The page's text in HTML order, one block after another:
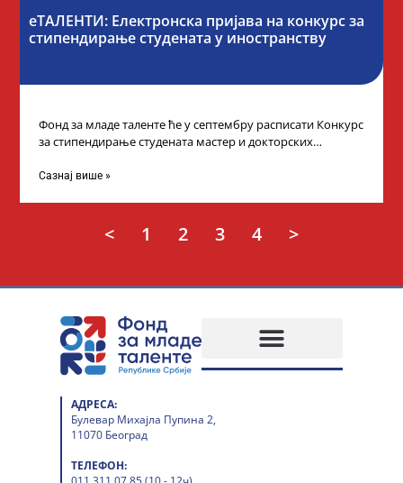
еТАЛЕНТИ: Електронска пријава на конкурс за
стипендирање студената у иностранству
Фонд за младе таленте ће у септембру расписати Конкурс
за стипендирање студената мастер и докторских
Сазнај више »
< 1 2 3 4 >
АДРЕСА:
Булевар Михајла Пупина 2,
11070 Београд
ТЕЛЕФОН: